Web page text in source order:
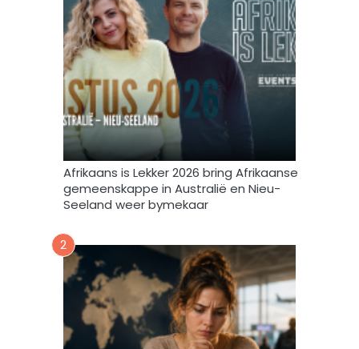
e
f
t
e
v
u
s
t
e
m
e
k
d
a
a
t
e
Afrikaans is Lekker 2026 bring Afrikaanse
gemeenskappe in Australië en Nieu-
Seeland weer bymekaar
2